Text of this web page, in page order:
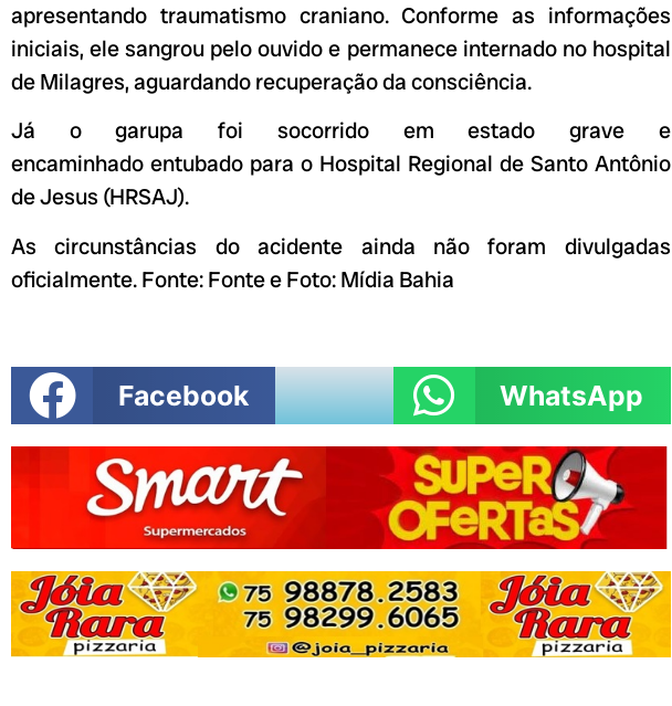
apresentando traumatismo craniano. Conforme as informações
iniciais, ele sangrou pelo ouvido e permanece internado no hospital
de Milagres, aguardando recuperação da consciência.
Já o garupa foi socorrido em estado grave e
encaminhado entubado para o Hospital Regional de Santo Antônio
de Jesus (HRSAJ).
As circunstâncias do acidente ainda não foram divulgadas
oficialmente. Fonte: Fonte e Foto: Mídia Bahia
Facebook WhatsApp